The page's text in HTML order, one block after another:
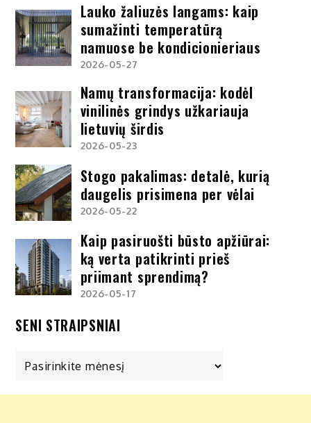
Lauko žaliuzės langams: kaip
sumažinti temperatūrą
namuose be kondicionieriaus
2026-05-27
Namų transformacija: kodėl
vinilinės grindys užkariauja
lietuvių širdis
2026-05-23
Stogo pakalimas: detalė, kurią
daugelis prisimena per vėlai
2026-05-22
Kaip pasiruošti būsto apžiūrai:
ką verta patikrinti prieš
priimant sprendimą?
2026-05-17
SENI STRAIPSNIAI